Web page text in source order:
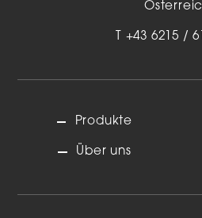
T +43 6215 /
Produkte
Über uns